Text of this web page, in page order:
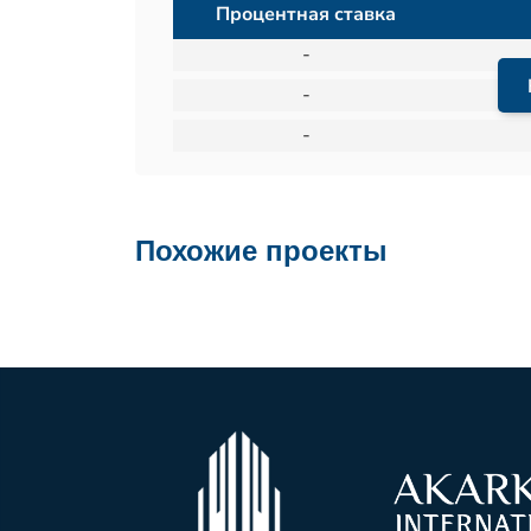
Процентная ставка
-
-
-
Похожие проекты